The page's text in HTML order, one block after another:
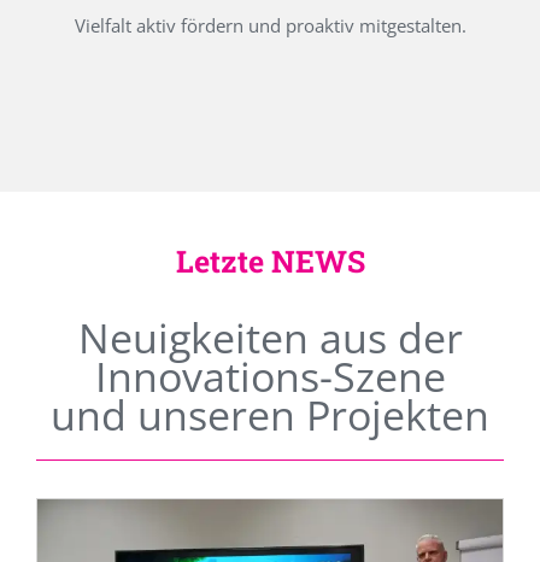
Vielfalt aktiv fördern und proaktiv mitgestalten.
Letzte NEWS
Neuigkeiten aus der
Innovations-Szene
und unseren Projekten